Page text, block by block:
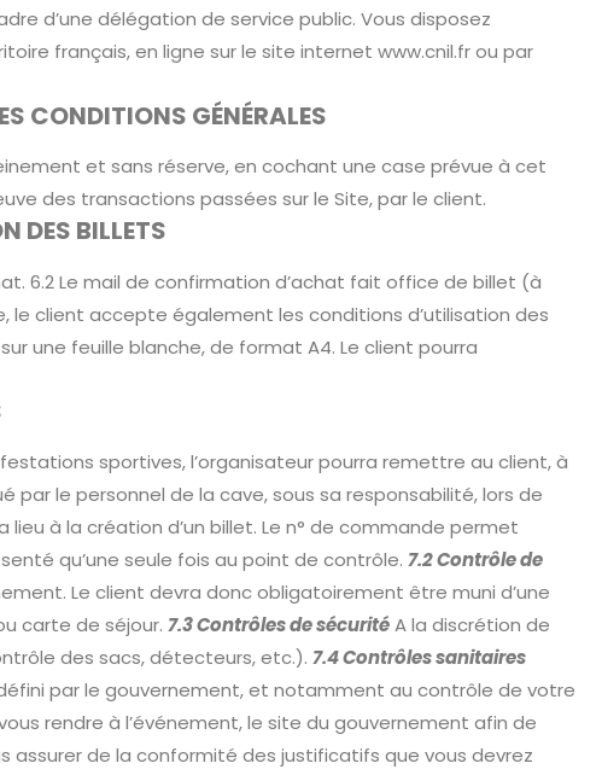
d’une délégation de service public. Vous disposez
français, en ligne sur le site internet www.cnil.fr ou par
CONDITIONS GÉNÉRALES
et sans réserve, en cochant une case prévue à cet
des transactions passées sur le Site, par le client.
DES BILLETS
6.2 Le mail de confirmation d’achat fait office de billet (à
le client accepte également les conditions d’utilisation des
une feuille blanche, de format A4. Le client pourra
sportives, l’organisateur pourra remettre au client, à
par le personnel de la cave, sous sa responsabilité, lors de
à la création d’un billet. Le n° de commande permet
qu’une seule fois au point de contrôle. 7.2 Contrôle de
Le client devra donc obligatoirement être muni d’une
carte de séjour. 7.3 Contrôles de sécuritéA la discrétion de
des sacs, détecteurs, etc.). 7.4 Contrôles sanitaires
par le gouvernement, et notamment au contrôle de votre
rendre à l’événement, le site du gouvernement afin de
assurer de la conformité des justificatifs que vous devrez